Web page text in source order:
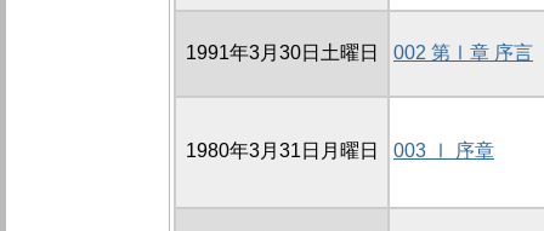
1991年3月30日土曜日 002 第Ⅰ章 序言
1980年3月31日月曜日 003 Ⅰ 序章